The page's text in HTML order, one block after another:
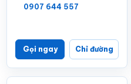
0907 644 557
Gọi ngay Chỉ đường